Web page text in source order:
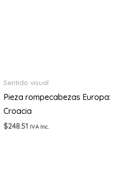
Sentido visual
Pieza rompecabezas Europa:
Croacia
$248.51 IVA Inc.